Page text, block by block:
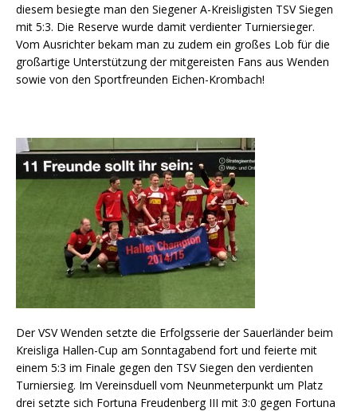
diesem besiegte man den Siegener A-Kreisligisten TSV Siegen
mit 5:3. Die Reserve wurde damit verdienter Turniersieger.
Vom Ausrichter bekam man zu zudem ein großes Lob für die
großartige Unterstützung der mitgereisten Fans aus Wenden
sowie von den Sportfreunden Eichen-Krombach!
Der VSV Wenden setzte die Erfolgsserie der Sauerländer beim
Kreisliga Hallen-Cup am Sonntagabend fort und feierte mit
einem 5:3 im Finale gegen den TSV Siegen den verdienten
Turniersieg. Im Vereinsduell vom Neunmeterpunkt um Platz
drei setzte sich Fortuna Freudenberg III mit 3:0 gegen Fortuna